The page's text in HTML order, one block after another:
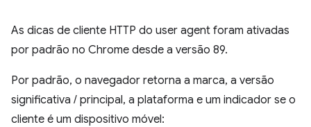
As dicas de cliente HTTP do user agent foram ativadas
por padrão no Chrome desde a versão 89.
Por padrão, o navegador retorna a marca, a versão
significativa / principal, a plataforma e um indicador se o
cliente é um dispositivo móvel: